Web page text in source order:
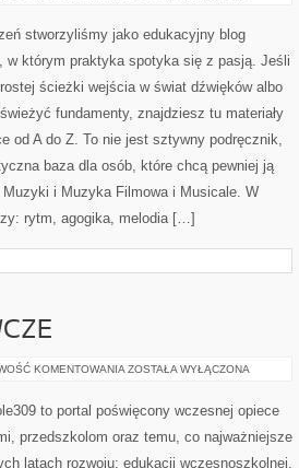
TRENING
SŁUCHU
stworzyliśmy jako edukacyjny blog
w którym praktyka spotyka się z pasją. Jeśli
ścieżki wejścia w świat dźwięków albo
fundamenty, znajdziesz tu materiały
od A do Z. To nie jest sztywny podręcznik,
baza dla osób, które chcą pewniej ją
i Muzyka Filmowa i Musicale. W
rytm, agogika, melodia […]
KOMENTOWANIA PROBLEMY
ZOSTAŁA WYŁĄCZONA
to portal poświęcony wczesnej opiece
przedszkolom oraz temu, co najważniejsze
latach rozwoju: edukacji wczesnoszkolnej.